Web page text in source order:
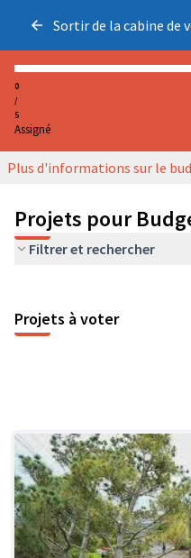
Sortir de la cabine de
0
/
5
Assigné
Plus d'informations sur le
Projets pour
Filtrer et rechercher
Projets à voter